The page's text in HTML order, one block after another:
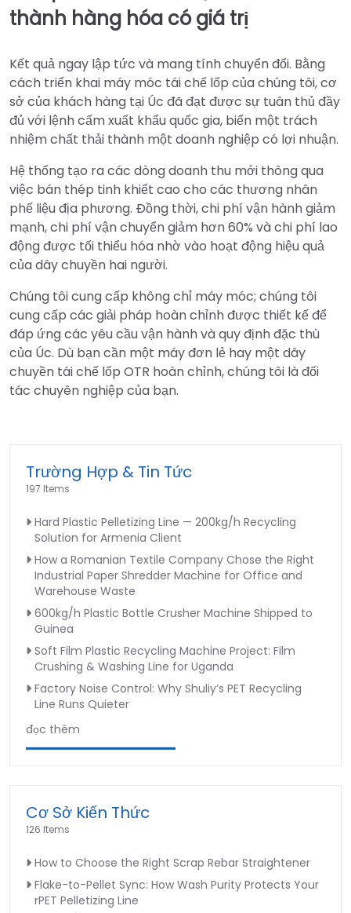
thành hàng hóa có giá trị
Kết quả ngay lập tức và mang tính chuyển đổi. Bằng
cách triển khai máy móc tái chế lốp của chúng tôi, cơ
sở của khách hàng tại Úc đã đạt được sự tuân thủ đầy
đủ với lệnh cấm xuất khẩu quốc gia, biến một trách
nhiệm chất thải thành một doanh nghiệp có lợi nhuận.
Hệ thống tạo ra các dòng doanh thu mới thông qua
việc bán thép tinh khiết cao cho các thương nhân
phế liệu địa phương. Đồng thời, chi phí vận hành giảm
mạnh, chi phí vận chuyển giảm hơn 60% và chi phí lao
động được tối thiểu hóa nhờ vào hoạt động hiệu quả
của dây chuyền hai người.
Chúng tôi cung cấp không chỉ máy móc; chúng tôi
cung cấp các giải pháp hoàn chỉnh được thiết kế để
đáp ứng các yêu cầu vận hành và quy định đặc thù
của Úc. Dù bạn cần một máy đơn lẻ hay một dây
chuyền tái chế lốp OTR hoàn chỉnh, chúng tôi là đối
tác chuyên nghiệp của bạn.
Trường Hợp & Tin Tức
197 Items
Hard Plastic Pelletizing Line — 200kg/h Recycling
Solution for Armenia Client
How a Romanian Textile Company Chose the Right
Industrial Paper Shredder Machine for Office and
Warehouse Waste
600kg/h Plastic Bottle Crusher Machine Shipped to
Guinea
Soft Film Plastic Recycling Machine Project: Film
Crushing & Washing Line for Uganda
Factory Noise Control: Why Shuliy’s PET Recycling
Line Runs Quieter
đọc thêm
Cơ Sở Kiến Thức
126 Items
How to Choose the Right Scrap Rebar Straightener
Flake-to-Pellet Sync: How Wash Purity Protects Your
rPET Pelletizing Line